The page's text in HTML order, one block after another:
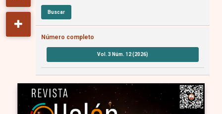
Buscar
Número completo
Vol. 3 Núm. 12 (2026)